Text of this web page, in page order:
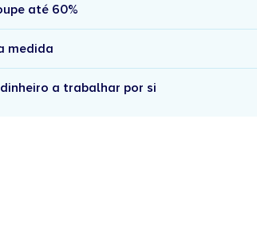
até 60%
medida
a trabalhar por si